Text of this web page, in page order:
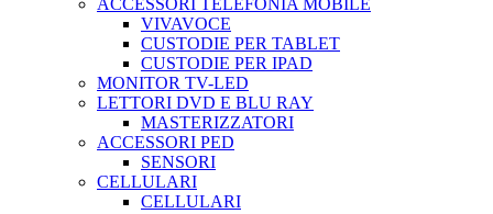
ACCESSORI TELEFONIA MOBILE
VIVAVOCE
CUSTODIE PER TABLET
CUSTODIE PER IPAD
MONITOR TV-LED
LETTORI DVD E BLU RAY
MASTERIZZATORI
ACCESSORI PED
SENSORI
CELLULARI
CELLULARI